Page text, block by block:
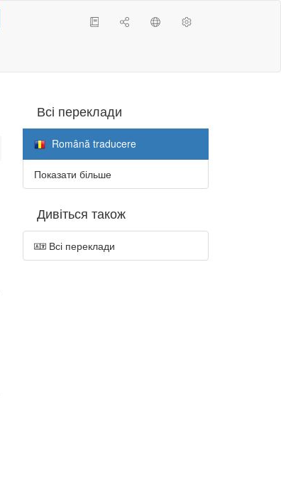
Всі переклади
Română traducere
Показати більше
Дивіться також
Всі переклади